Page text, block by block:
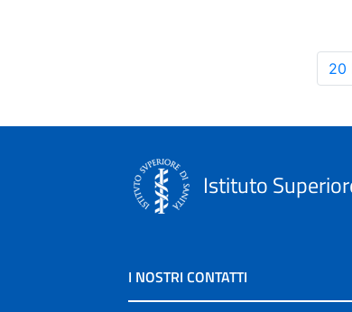
20
Istituto
I NOSTRI CONTATTI